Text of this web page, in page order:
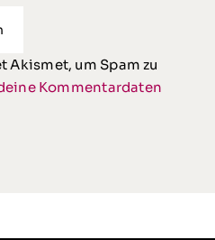
Akismet, um Spam zu
Kommentardaten